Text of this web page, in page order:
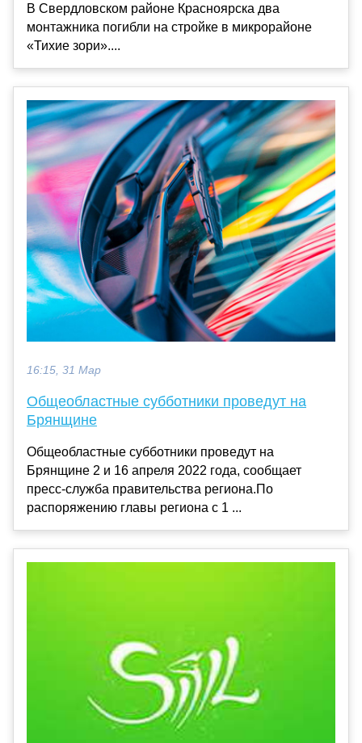
В Свердловском районе Красноярска два
монтажника погибли на стройке в микрорайоне
«Тихие зори»....
16:15, 31 Мар
Общеобластные субботники проведут на
Брянщине
Общеобластные субботники проведут на
Брянщине 2 и 16 апреля 2022 года, сообщает
пресс-служба правительства региона.По
распоряжению главы региона с 1 ...